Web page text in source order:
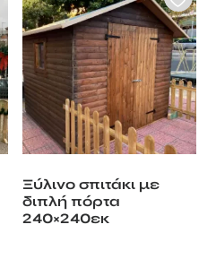
Ξύλινο σπιτάκι με
διπλή πόρτα
240×240εκ